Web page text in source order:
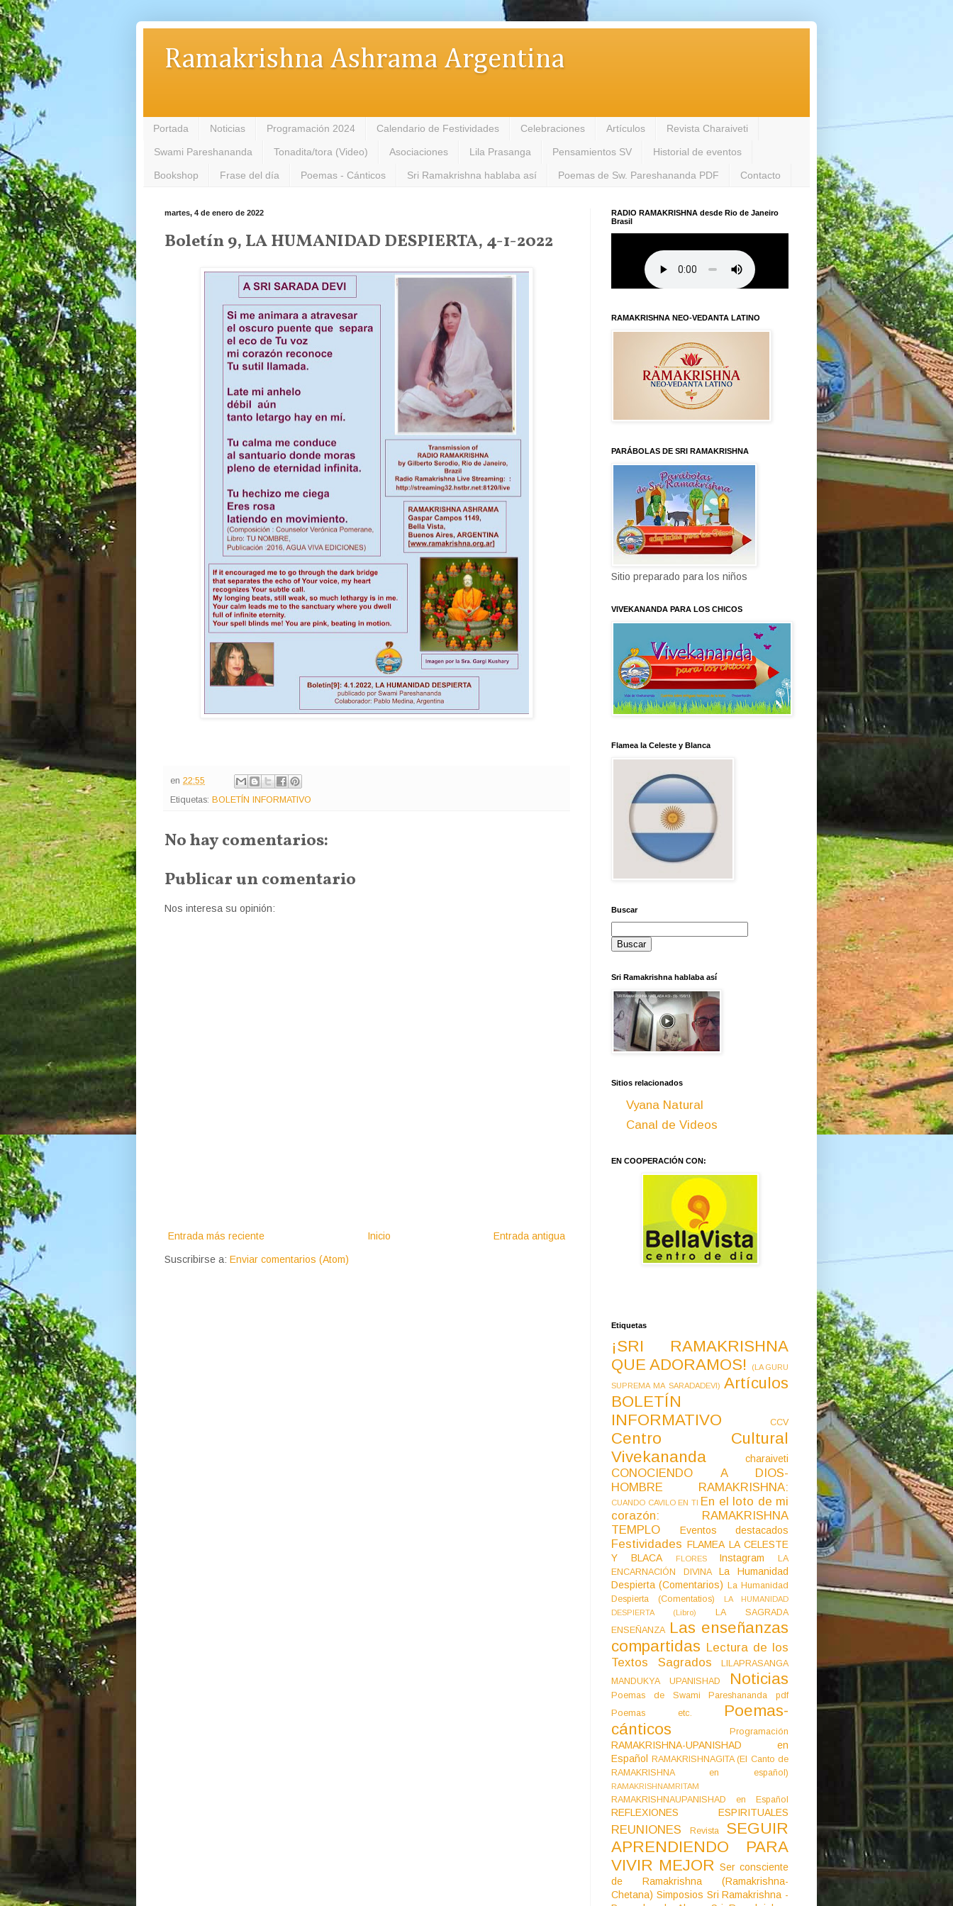
Ramakrishna Ashrama Argentina
Portada Noticias Programación 2024 Calendario de Festividades Celebraciones Artículos Revista Charaiveti
Swami Pareshananda Tonadita/tora (Video) Asociaciones Lila Prasanga Pensamientos SV Historial de eventos
Bookshop Frase del día Poemas - Cánticos Sri Ramakrishna hablaba así Poemas de Sw. Pareshananda PDF Contacto
martes, 4 de enero de 2022
Boletín 9, LA HUMANIDAD DESPIERTA, 4-1-2022
en 22:55
Etiquetas: BOLETÍN INFORMATIVO
No hay comentarios:
Publicar un comentario
Nos interesa su opinión:
Entrada más reciente Entrada antigua
Inicio
Suscribirse a: Enviar comentarios (Atom)
RADIO RAMAKRISHNA desde Rio de Janeiro
Brasil
RAMAKRISHNA NEO-VEDANTA LATINO
PARÁBOLAS DE SRI RAMAKRISHNA
Sitio preparado para los niños
VIVEKANANDA PARA LOS CHICOS
Flamea la Celeste y Blanca
Buscar
Sri Ramakrishna hablaba así
Sitios relacionados
Vyana Natural
Canal de Videos
EN COOPERACIÓN CON:
Etiquetas
¡SRI RAMAKRISHNA
QUE ADORAMOS!
(LA GURU
SUPREMA MA SARADADEVI) Artículos
BOLETÍN
INFORMATIVO
CCV
Centro Cultural
Vivekananda
charaiveti
CONOCIENDO A DIOS-
HOMBRE RAMAKRISHNA:
CUANDO CAVILO EN TI En el loto de mi
corazón: RAMAKRISHNA
TEMPLO
Eventos destacados
Festividades FLAMEA LA CELESTE
Y BLACA
FLORES Instagram
LA
ENCARNACIÓN DIVINA
La Humanidad
Despierta (Comentarios)
La Humanidad
Despierta (Comentatios)
LA HUMANIDAD
DESPIERTA (Libro)
LA SAGRADA
ENSEÑANZA Las enseñanzas
compartidas Lectura de los
Textos Sagrados
LILAPRASANGA
MANDUKYA UPANISHAD
Noticias
Poemas de Swami Pareshananda pdf
Poemas etc.
Poemas-
cánticos
Programación
RAMAKRISHNA-UPANISHAD en
Español
RAMAKRISHNAGITA (El Canto de
RAMAKRISHNA en español)
RAMAKRISHNAMRITAM
RAMAKRISHNAUPANISHAD en Español
REFLEXIONES ESPIRITUALES
REUNIONES Revista
SEGUIR
APRENDIENDO PARA
VIVIR MEJOR Ser consciente
de Ramakrishna (Ramakrishna-
Chetana) Simposios Sri Ramakrishna -